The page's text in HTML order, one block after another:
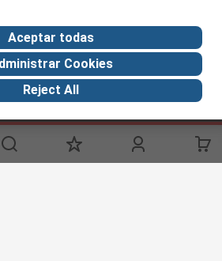
RS
Zona Industria
Fabricación
de venta
Política de
Aceptar todas
Cookies
Reject All